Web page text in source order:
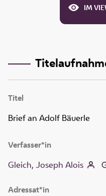
IM
Titel
Brief an Adolf Bäuerle
Verfasser*in
Gleich, Joseph Alois
Adressat*in